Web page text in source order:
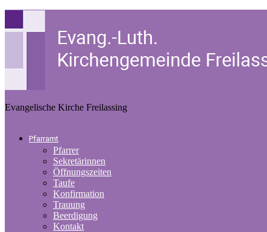
Evangelische Kirche Freilassing
Pfarramt
Pfarrer
Sekretärinnen
Öffnungszeiten
Taufe
Konfirmation
Trauung
Beerdigung
Kontakt